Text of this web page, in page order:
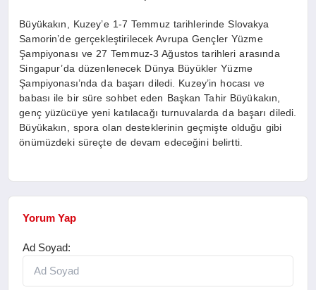
Büyükakın, Kuzey’e 1-7 Temmuz tarihlerinde Slovakya
Samorin’de gerçekleştirilecek Avrupa Gençler Yüzme
Şampiyonası ve 27 Temmuz-3 Ağustos tarihleri arasında
Singapur’da düzenlenecek Dünya Büyükler Yüzme
Şampiyonası’nda da başarı diledi. Kuzey’in hocası ve
babası ile bir süre sohbet eden Başkan Tahir Büyükakın,
genç yüzücüye yeni katılacağı turnuvalarda da başarı diledi.
Büyükakın, spora olan desteklerinin geçmişte olduğu gibi
önümüzdeki süreçte de devam edeceğini belirtti.
Yorum Yap
Ad Soyad: